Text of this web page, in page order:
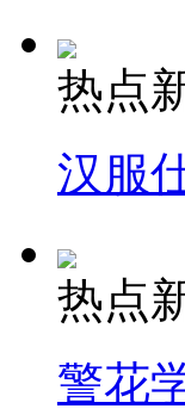
热点
汉服
热点
警花